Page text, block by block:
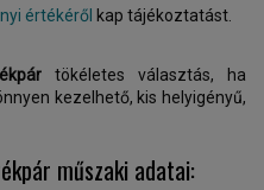
értékéről kap tájékoztatást.
tökéletes választás, ha
kezelhető, kis helyigényű,
műszaki adatai: